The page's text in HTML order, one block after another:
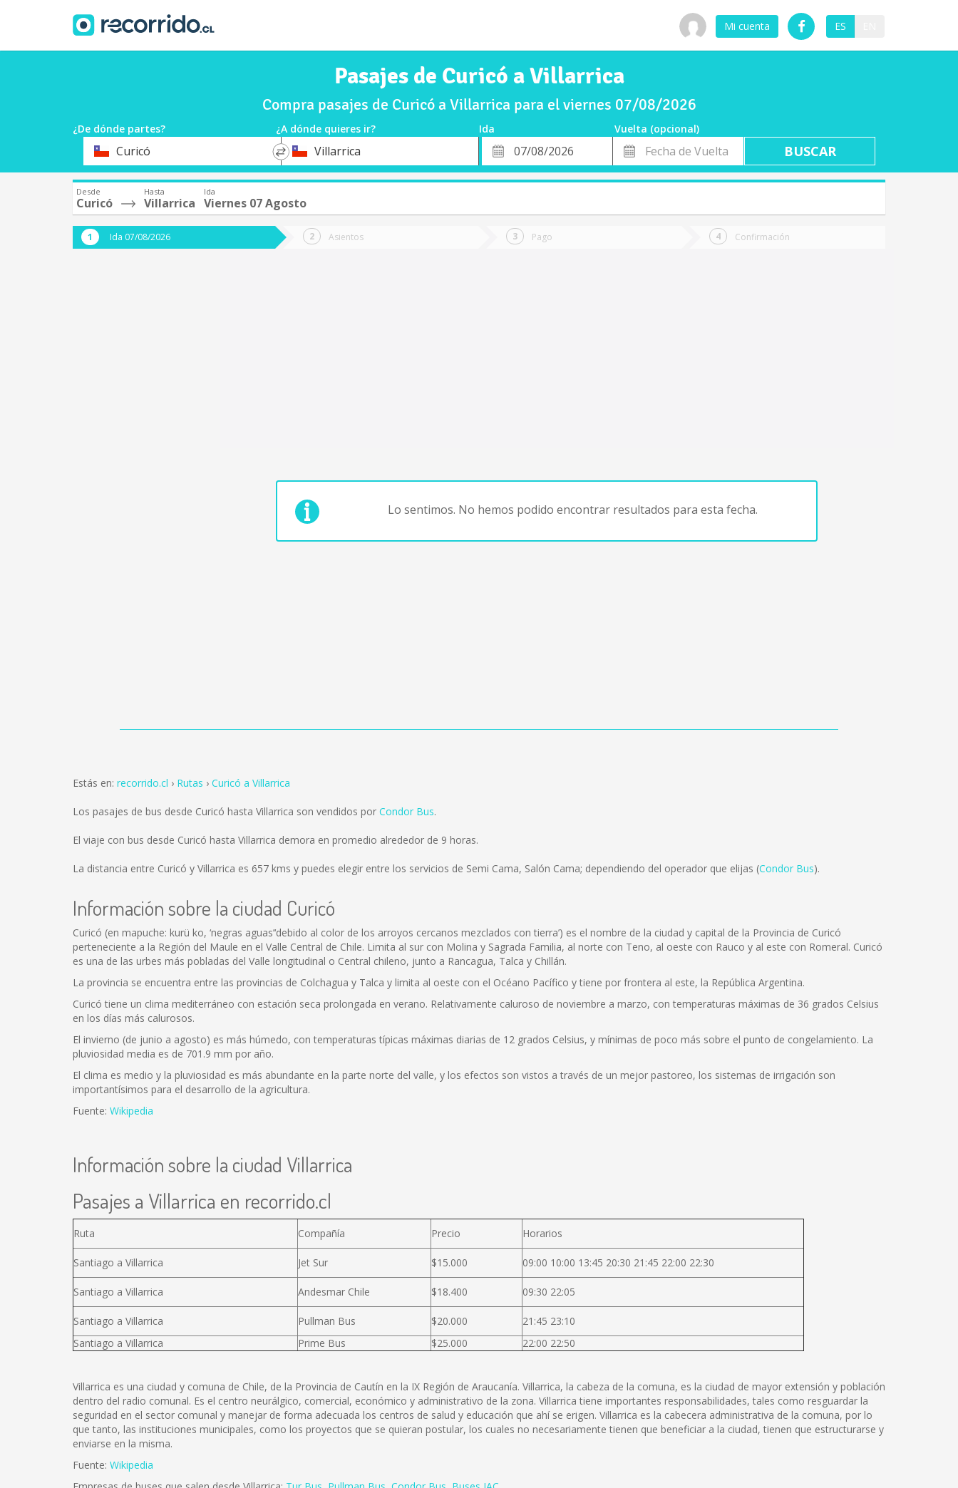
Mi cuenta ES
Pasajes de Curicó a Villarrica
Compra pasajes de Curicó a Villarrica para el viernes 07/08/2026
¿De dónde partes? ¿A dónde quieres ir? Ida
Vuelta (opcional)
OrigenCuricó
*
DestinoVillarrica
Fecha
de
Fecha
de
Vuelta
Desde
Curicó
Hasta
Villarrica
Ida
Viernes 07 Agosto
Ida 07/08/2026 Asientos Pago Confirmación
Lo sentimos. No hemos podido encontrar resultados para esta fecha.
Estás en: recorrido.cl Rutas Curicó a Villarrica
Los pasajes de bus desde Curicó hasta Villarrica son vendidos por Condor Bus.
El viaje con bus desde Curicó hasta Villarrica demora en promedio alrededor de 9 horas.
La distancia entre Curicó y Villarrica es 657 kms y puedes elegir entre los servicios de Semi Cama, Salón Cama; dependiendo del operador que elijas (Condor Bus).
Información sobre la ciudad Curicó
Curicó (en mapuche: kurü ko, ‘negras aguas’‘debido al color de los arroyos cercanos mezclados con tierra’) es el nombre de la ciudad y capital de la Provincia de Curicó
perteneciente a la Región del Maule en el Valle Central de Chile. Limita al sur con Molina y Sagrada Familia, al norte con Teno, al oeste con Rauco y al este con Romeral. Curicó
es una de las urbes más pobladas del Valle longitudinal o Central chileno, junto a Rancagua, Talca y Chillán.
La provincia se encuentra entre las provincias de Colchagua y Talca y limita al oeste con el Océano Pacífico y tiene por frontera al este, la República Argentina.
Curicó tiene un clima mediterráneo con estación seca prolongada en verano. Relativamente caluroso de noviembre a marzo, con temperaturas máximas de 36 grados Celsius
en los días más calurosos.
El invierno (de junio a agosto) es más húmedo, con temperaturas típicas máximas diarias de 12 grados Celsius, y mínimas de poco más sobre el punto de congelamiento. La
pluviosidad media es de 701.9 mm por año.
El clima es medio y la pluviosidad es más abundante en la parte norte del valle, y los efectos son vistos a través de un mejor pastoreo, los sistemas de irrigación son
importantísimos para el desarrollo de la agricultura.
Fuente: Wikipedia
Información sobre la ciudad Villarrica
Pasajes a Villarrica en recorrido.cl
Ruta Compañía Precio Horarios
Santiago a Villarrica Jet Sur $15.000 09:00 10:00 13:45 20:30 21:45 22:00 22:30
Santiago a Villarrica Andesmar Chile $18.400 09:30 22:05
Santiago a Villarrica Pullman Bus $20.000
21:45 23:10
Santiago a Villarrica
Prime Bus $25.000 22:00 22:50
Villarrica es una ciudad y comuna de Chile, de la Provincia de Cautín en la IX Región de Araucanía. Villarrica, la cabeza de la comuna, es la ciudad de mayor extensión y población
dentro del radio comunal. Es el centro neurálgico, comercial, económico y administrativo de la zona. Villarrica tiene importantes responsabilidades, tales como resguardar la
seguridad en el sector comunal y manejar de forma adecuada los centros de salud y educación que ahí se erigen. Villarrica es la cabecera administrativa de la comuna, por lo
que tanto, las instituciones municipales, como los proyectos que se quieran postular, los cuales no necesariamente tienen que beneficiar a la ciudad, tienen que estructurarse y
enviarse en la misma.
Fuente: Wikipedia